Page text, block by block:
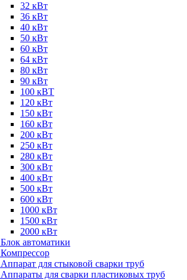
32 кВт
36 кВт
40 кВт
50 кВт
60 кВт
64 кВт
80 кВт
90 кВт
100 кВТ
120 кВт
150 кВт
160 кВт
200 кВт
250 кВт
280 кВт
300 кВт
400 кВт
500 кВт
600 кВт
1000 кВт
1500 кВт
2000 кВт
Блок автоматики
Компрессор
Аппарат для стыковой сварки труб
Аппараты для сварки пластиковых труб